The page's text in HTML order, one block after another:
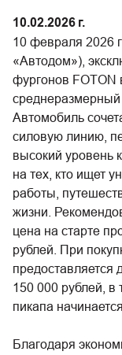
10.02.2026 г.
10 февраля 2026
«Автодом»),
фургонов FOTON
среднеразмерный
Автомобиль
силовую линию,
высокий уровень
на тех, кто ищет
работы,
жизни.
цена на старте
рублей. При
предоставляется
150 000 рублей, в
пикапа
Благодаря